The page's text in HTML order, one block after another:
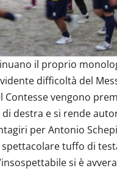
il proprio
difficoltà del
Contesse vengono
di destra e si rende
per Antonio
tuffo di
si è